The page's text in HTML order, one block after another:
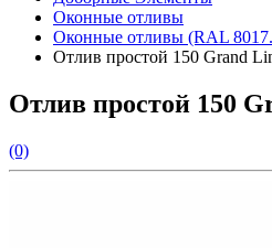
Оконные отливы
Оконные отливы (RAL
Отлив простой 150 Grand
Отлив простой 150
(0)